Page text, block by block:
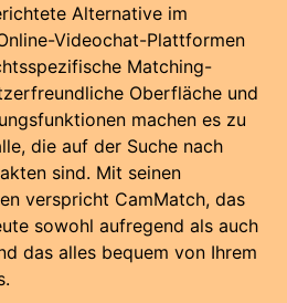
Alternative im
Videochat-Plattformen
Matching-
Oberfläche und
machen es zu
die auf der Suche nach
sind. Mit seinen
verspricht CamMatch, das
sowohl aufregend als auch
das alles bequem von Ihrem